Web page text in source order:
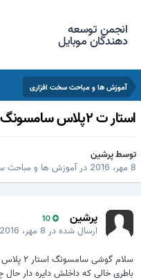
انجمن توسعه
دهندگان موبایل
آموزش ها و مباحث سخت افزاری
ت ۲پلاس سامسونگ ابخورده
پرشین
درآموزش ها و مباحث
پرشین 10
ارسال شده در8 مهر، 2016
سلام گوشی
باطری خالی که داخلش دایره دار